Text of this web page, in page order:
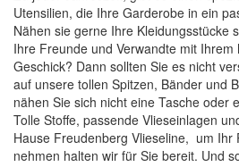
Utensilien, die Ihre Garderobe in ein
Nähen sie gerne Ihre Kleidungsstücke
Ihre Freunde und Verwandte mit Ihrem
Geschick? Dann sollten Sie es nicht
auf unsere tollen Spitzen, Bänder und
nähen Sie sich nicht eine Tasche oder
Tolle Stoffe, passende Vlieseinlagen
Hause Freudenberg Vlieseline, um Ihr
nehmen halten wir für Sie bereit. Und